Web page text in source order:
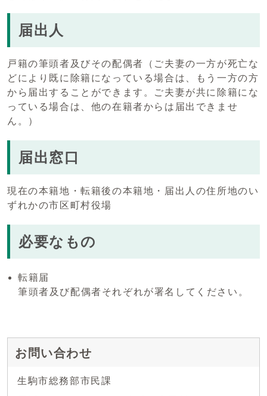
届出人
戸籍の筆頭者及びその配偶者（ご夫妻の一方が死亡な
どにより既に除籍になっている場合は、もう一方の方
から届出することができます。ご夫妻が共に除籍にな
っている場合は、他の在籍者からは届出できませ
ん。）
届出窓口
現在の本籍地・転籍後の本籍地・届出人の住所地のい
ずれかの市区町村役場
必要なもの
転籍届
筆頭者及び配偶者それぞれが署名してください。
お問い合わせ
生駒市総務部市民課